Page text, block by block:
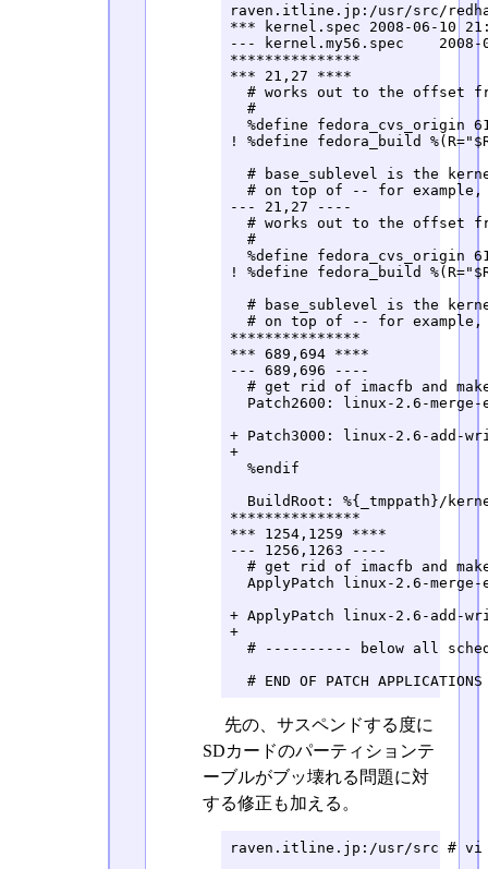
raven.itline.jp:/usr/src/
*** kernel.spec	2008-06-10 21:54:24.000000000 +0900
--- kernel.my56.spec	2008-07-01 21:30:12.000000000 +0900
***************
*** 21,27 ****
# works out to the offset
  #
%define fedora_cvs_origin
! %define fedora_build
# base_sublevel is the
# on top of -- for
--- 21,27 ----
# works out to the offset
  #
%define fedora_cvs_origin
! %define fedora_build
# base_sublevel is the
# on top of -- for
***************
*** 689,694 ****
--- 689,696 ----
# get rid of imacfb and
Patch2600: linux-2.6-
+ Patch3000: linux-2.6-add-
+
  %endif
BuildRoot: %{_tmppath}/
***************
*** 1254,1259 ****
--- 1256,1263 ----
# get rid of imacfb and
ApplyPatch linux-2.6-
+ ApplyPatch linux-2.6-add-
+
# ---------- below all
  # END OF PATCH APPLICATIONS
先の、サスペンドする度に
SDカードのパーティションテ
ーブルがブッ壊れる問題に対
する修正も加える。
raven.itline.jp:/usr/src # vi